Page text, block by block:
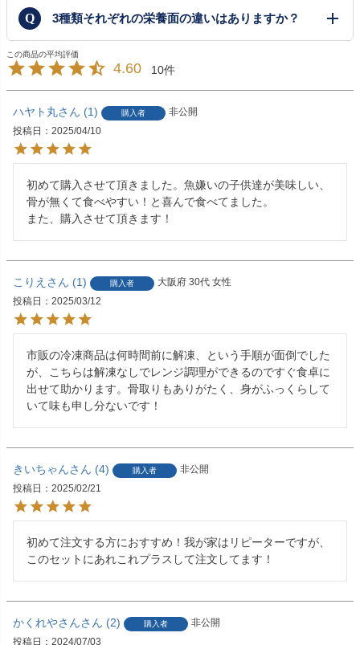
3種類それぞれの栄養面の違いはありますか？
4.60 10
ハヤト丸 1 購入者
非公開
投稿日
2025/04/10
初めて購入させて頂きました。魚嫌いの子供達が美味しい、
骨が無くて食べやすい！と喜んで食べてました。
また、購入させて頂きます！
こりえ 1 購入者 大阪府 30代 女性
投稿日
2025/03/12
市販の冷凍商品は何時間前に解凍、という手順が面倒でした
が、こちらは解凍なしでレンジ調理ができるのですぐ食卓に
出せて助かります。骨取りもありがたく、身がふっくらして
いて味も申し分ないです！
きいちゃん 4 購入者
非公開
投稿日
2025/02/21
初めて注文する方におすすめ！我が家はリピーターですが、
このセットにあれこれプラスして注文してます！
かくれやさん 2 購入者
非公開
投稿日
2024/07/03